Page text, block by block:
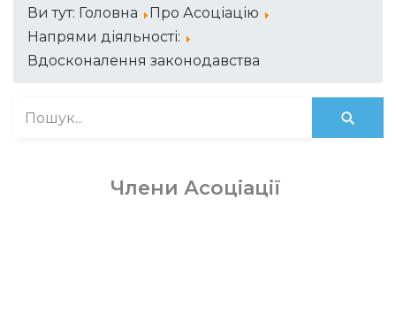
Ви тут: Головна
Про Асоціацію
Напрями діяльності:
Вдосконалення законодавства
Члени Асоціації